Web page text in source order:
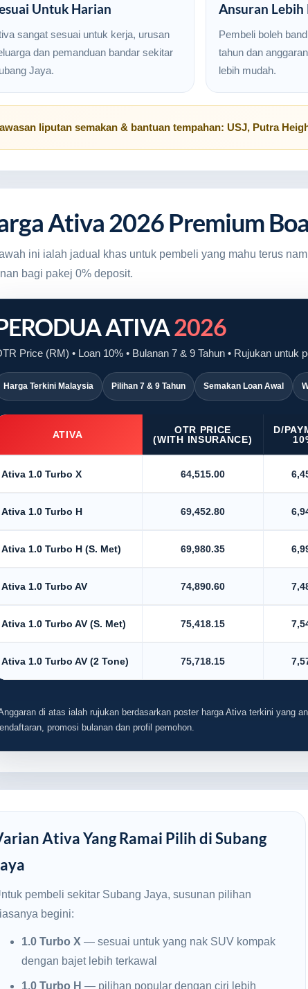
Untuk Harian
sangat sesuai untuk kerja, urusan
dan pemanduan bandar sekitar
Jaya.
Ansuran Lebih
Pembeli boleh
tahun dan
lebih mudah.
liputan semakan & bantuan tempahan: USJ, Putra
Ativa 2026 Premium
ini ialah jadual khas untuk pembeli yang mahu terus
bagi pakej 0% deposit.
ATIVA2026
Price (RM) • Loan 10% • Bulanan 7 & 9 Tahun • Rujukan untuk
Harga Terkini Malaysia Pilihan 7 & 9 Tahun Semakan Loan Awal
ATIVA
OTR PRICE
(WITH INSURANCE)
D/
Ativa 1.0 Turbo X 64,515.00
Ativa 1.0 Turbo H 69,452.80
Ativa 1.0 Turbo H (S. Met) 69,980.35
Ativa 1.0 Turbo AV 74,890.60
Ativa 1.0 Turbo AV (S. Met) 75,418.15
Ativa 1.0 Turbo AV (2 Tone) 75,718.15
di atas ialah rujukan berdasarkan poster harga Ativa terkini yang
promosi bulanan dan profil pemohon.
Ativa Yang Ramai Pilih di Subang
pembeli sekitar Subang Jaya, susunan pilihan
begini:
1.0 Turbo X — sesuai untuk yang nak SUV kompak
dengan bajet lebih terkawal
1.0 Turbo H — pilihan popular dengan ciri lebih